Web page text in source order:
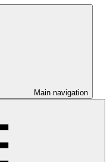
Main navigation